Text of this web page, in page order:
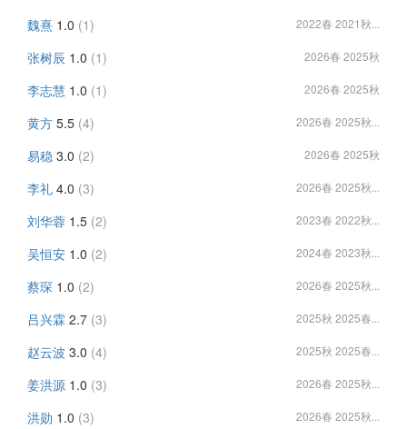
魏熹 1.0 (1) 2022春 2021秋...
张树辰 1.0 (1) 2026春 2025秋
李志慧 1.0 (1) 2026春 2025秋
黄方 5.5 (4) 2026春 2025秋...
易稳 3.0 (2) 2026春 2025秋
李礼 4.0 (3) 2026春 2025秋...
刘华蓉 1.5 (2) 2023春 2022秋...
吴恒安 1.0 (2) 2024春 2023秋...
蔡琛 1.0 (2) 2026春 2025秋...
吕兴霖 2.7 (3) 2025秋 2025春...
赵云波 3.0 (4) 2025秋 2025春...
姜洪源 1.0 (3) 2026春 2025秋...
洪勋 1.0 (3) 2026春 2025秋...